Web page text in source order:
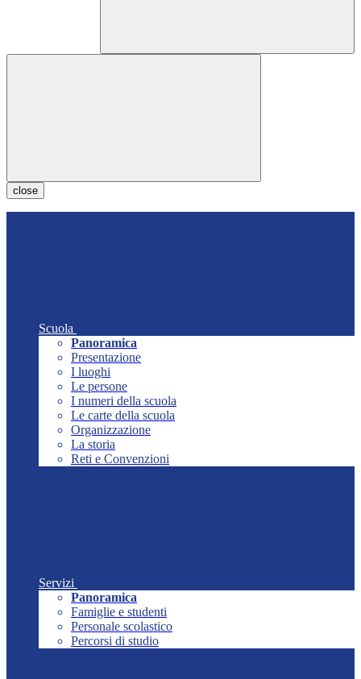
close
Scuola
Panoramica
Presentazione
I luoghi
Le persone
I numeri della scuola
Le carte della scuola
Organizzazione
La storia
Reti e Convenzioni
Servizi
Panoramica
Famiglie e studenti
Personale scolastico
Percorsi di studio